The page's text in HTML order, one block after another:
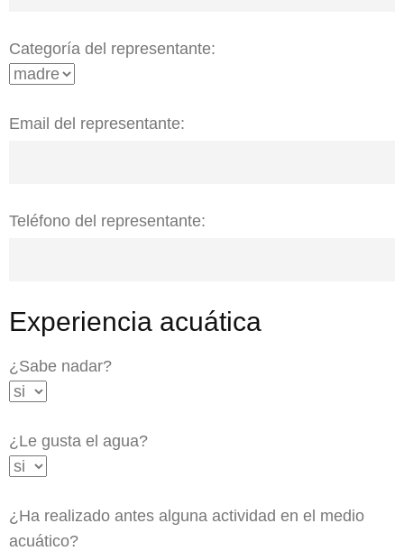
Categoría del representante:
Email del representante:
Teléfono del representante:
Experiencia acuática
¿Sabe nadar?
¿Le gusta el agua?
¿Ha realizado antes alguna actividad en el medio
acuático?